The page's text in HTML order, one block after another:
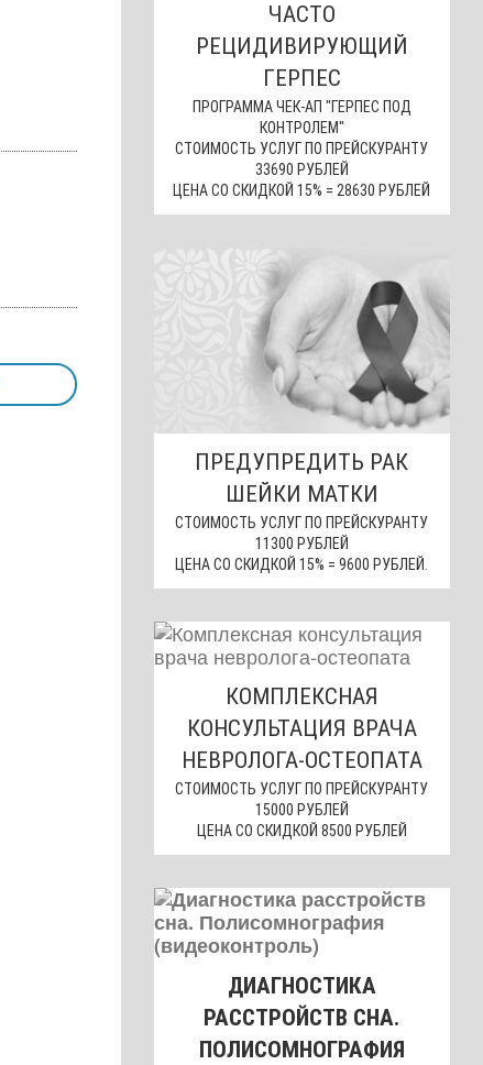
ЧАСТО
РЕЦИДИВИРУЮЩИЙ
ГЕРПЕС
ПРОГРАММА ЧЕК-АП "ГЕРПЕС ПОД
КОНТРОЛЕМ"
СТОИМОСТЬ УСЛУГ ПО ПРЕЙСКУРАНТУ
33690 РУБЛЕЙ
ЦЕНА СО СКИДКОЙ 15% = 28630 РУБЛЕЙ
ПРЕДУПРЕДИТЬ РАК
ШЕЙКИ МАТКИ
СТОИМОСТЬ УСЛУГ ПО ПРЕЙСКУРАНТУ
11300 РУБЛЕЙ
ЦЕНА СО СКИДКОЙ 15% = 9600 РУБЛЕЙ.
КОМПЛЕКСНАЯ
КОНСУЛЬТАЦИЯ ВРАЧА
НЕВРОЛОГА-ОСТЕОПАТА
СТОИМОСТЬ УСЛУГ ПО ПРЕЙСКУРАНТУ
15000 РУБЛЕЙ
ЦЕНА СО СКИДКОЙ 8500 РУБЛЕЙ
ДИАГНОСТИКА
РАССТРОЙСТВ СНА.
ПОЛИСОМНОГРАФИЯ